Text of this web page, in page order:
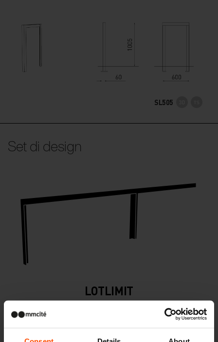
SL505
Set di design
LOTLIMIT
ringhiere